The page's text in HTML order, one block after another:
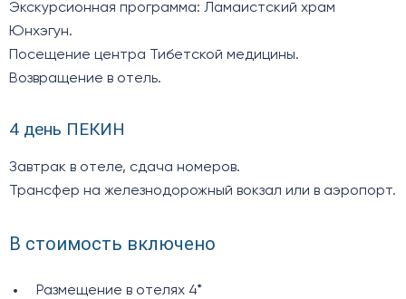
Экскурсионная программа: Ламаистский храм
Юнхэгун.
Посещение центра Тибетской медицины.
Возвращение в отель.
4 день ПЕКИН
Завтрак в отеле, сдача номеров.
Трансфер на железнодорожный вокзал или в аэропорт.
В стоимость включено
Размещение в отелях 4*